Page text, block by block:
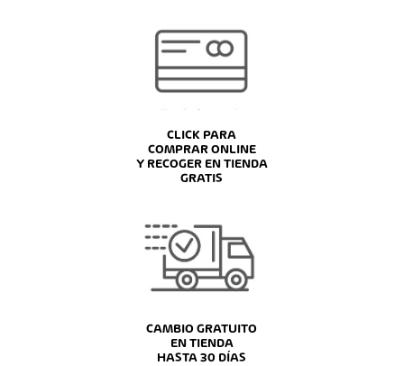
CLICK PARA
COMPRAR ONLINE
Y RECOGER EN TIENDA
GRATIS
CAMBIO GRATUITO
EN TIENDA
HASTA 30 DÍAS